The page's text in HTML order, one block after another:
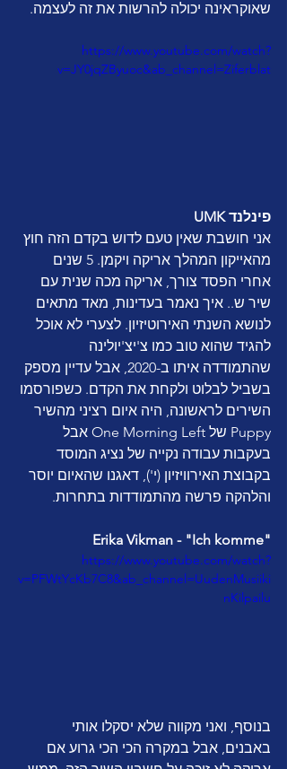
שאוקראינה יכולה להרשות את זה לעצמה.
https://www.youtube.com/watch?
v=JY0jqZByuoc&ab_channel=Ziferblat
UMK פינלנד
אני חושבת שאין טעם לדוש בקדם הזה חוץ
מהאייקון המהלך אריקה ויקמן. 5 שנים
אחרי הפסד צורך, אריקה מכה שנית עם
שיר ש.. איך נאמר בעדינות, מאד מתאים
לנושא השנתי האירוטיזיון. לצערי לא אוכל
להגיד שהוא טוב כמו צ'יצ'יולינה
שהתמודדה איתו ב-2020, אבל עדיין מספק
בשביל לבלוט ולקחת את הקדם. כשפורסמו
השירים לראשונה, היה איום רציני מהשיר
Puppy של One Morning Left אבל
בעקבות עבודה נקייה של נציג המוסד
בקבוצת האירוויזיון (י'), דאגנו שהאיום יוסר
והלהקה פרשה מהתמודדות בתחרות.
Erika Vikman - "Ich komme"
https://www.youtube.com/watch?
v=PFWtYcKb7C8&ab_channel=UudenMusiiki
nKilpailu
בנוסף, ואני מקווה שלא יסקלו אותי
באבנים, אבל במקרה הכי הכי גרוע אם